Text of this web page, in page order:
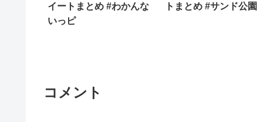
イートまとめ #わかんな
いっピ
トまとめ #サンド公園
コメント